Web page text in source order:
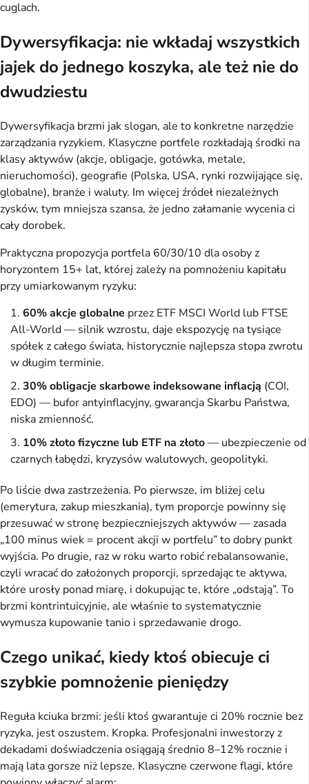
cuglach.
Dywersyfikacja: nie wkładaj wszystkich
jajek do jednego koszyka, ale też nie do
dwudziestu
Dywersyfikacja brzmi jak slogan, ale to konkretne narzędzie
zarządzania ryzykiem. Klasyczne portfele rozkładają środki na
klasy aktywów (akcje, obligacje, gotówka, metale,
nieruchomości), geografie (Polska, USA, rynki rozwijające się,
globalne), branże i waluty. Im więcej źródeł niezależnych
zysków, tym mniejsza szansa, że jedno załamanie wycenia ci
cały dorobek.
Praktyczna propozycja portfela 60/30/10 dla osoby z
horyzontem 15+ lat, której zależy na pomnożeniu kapitału
przy umiarkowanym ryzyku:
60% akcje globalne przez ETF MSCI World lub FTSE
All-World — silnik wzrostu, daje ekspozycję na tysiące
spółek z całego świata, historycznie najlepsza stopa zwrotu
w długim terminie.
30% obligacje skarbowe indeksowane inflacją (COI,
EDO) — bufor antyinflacyjny, gwarancja Skarbu Państwa,
niska zmienność.
10% złoto fizyczne lub ETF na złoto— ubezpieczenie od
czarnych łabędzi, kryzysów walutowych, geopolityki.
Po liście dwa zastrzeżenia. Po pierwsze, im bliżej celu
(emerytura, zakup mieszkania), tym proporcje powinny się
przesuwać w stronę bezpieczniejszych aktywów — zasada
„100 minus wiek = procent akcji w portfelu” to dobry punkt
wyjścia. Po drugie, raz w roku warto robić rebalansowanie,
czyli wracać do założonych proporcji, sprzedając te aktywa,
które urosły ponad miarę, i dokupując te, które „odstają”. To
brzmi kontrintuicyjnie, ale właśnie to systematycznie
wymusza kupowanie tanio i sprzedawanie drogo.
Czego unikać, kiedy ktoś obiecuje ci
szybkie pomnożenie pieniędzy
Reguła kciuka brzmi: jeśli ktoś gwarantuje ci 20% rocznie bez
ryzyka, jest oszustem. Kropka. Profesjonalni inwestorzy z
dekadami doświadczenia osiągają średnio 8–12% rocznie i
mają lata gorsze niż lepsze. Klasyczne czerwone flagi, które